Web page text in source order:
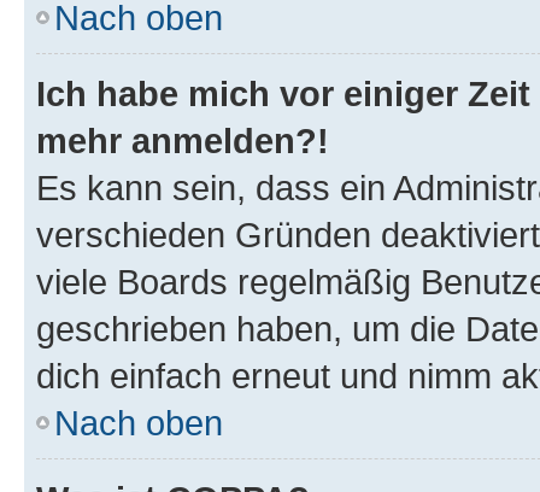
Nach oben
Ich habe mich vor einiger
mehr anmelden?!
Es kann sein, dass ein
verschieden Gründen
viele Boards regelmäßig
geschrieben haben, um die
dich einfach erneut und nimm
Nach oben